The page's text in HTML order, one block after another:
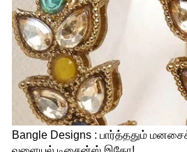
காட்சிகள் திரையிடவும்.
சனிக்கிழமை மற்றும்
திரையிடவும்
அனுமதி பெற
தமிழ்நாட்டிலுள்ள அனைத்து
வெளியிடப்படும் நாளிலிருந்து